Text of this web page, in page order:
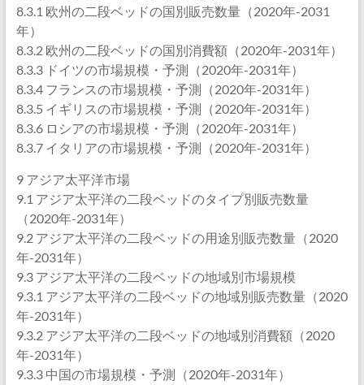
8.3.1 欧州の二段ベッドの国別販売数量（2020年-2031
年）
8.3.2 欧州の二段ベッドの国別消費額（2020年-2031年）
8.3.3 ドイツの市場規模・予測（2020年-2031年）
8.3.4 フランスの市場規模・予測（2020年-2031年）
8.3.5 イギリスの市場規模・予測（2020年-2031年）
8.3.6 ロシアの市場規模・予測（2020年-2031年）
8.3.7 イタリアの市場規模・予測（2020年-2031年）
9 アジア太平洋市場
9.1 アジア太平洋の二段ベッドのタイプ別販売数量
（2020年-2031年）
9.2 アジア太平洋の二段ベッドの用途別販売数量（2020
年-2031年）
9.3 アジア太平洋の二段ベッドの地域別市場規模
9.3.1 アジア太平洋の二段ベッドの地域別販売数量（2020
年-2031年）
9.3.2 アジア太平洋の二段ベッドの地域別消費額（2020
年-2031年）
9.3.3 中国の市場規模・予測（2020年-2031年）